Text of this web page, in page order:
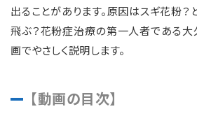
出ることがあります。原因はスギ花粉
飛ぶ？花粉症治療の第一人者である
画でやさしく説明します。
【動画の目次】